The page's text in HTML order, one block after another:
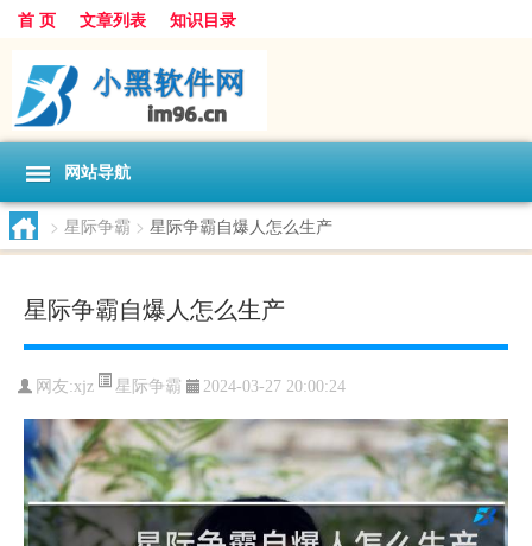
首 页 文章列表 知识目录
网站导航
> 星际争霸 > 星际争霸自爆人怎么生产
星际争霸自爆人怎么生产
网友:xjz 星际争霸 2024-03-27 20:00:24